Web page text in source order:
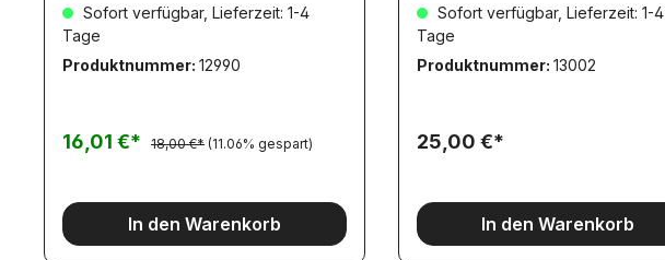
Die Rauten haben Maße von 9,5 x
14mm
Sofort verfügbar, Lieferzeit: 1-4
Tage
Produktnummer: 12990
16,01 €* 18,00 €* (11.06% gespart)
In den Warenkorb
7,2 - 12V. 1 Paar
Sofort verfügbar, Lieferzeit: 1-4
Tage
Produktnummer: 13002
25,00 €*
In den Warenkorb